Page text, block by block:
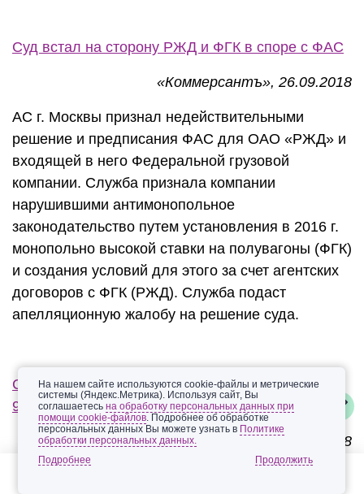
Суд встал на сторону РЖД и ФГК в споре с ФАС
«Коммерсантъ», 26.09.2018
АС г. Москвы признал недействительными
решение и предписания ФАС для ОАО «РЖД» и
входящей в него Федеральной грузовой
компании. Служба признала компании
нарушившими антимонопольное
законодательство путем установления в 2016 г.
монопольно высокой ставки на полувагоны (ФГК)
и создания условий для этого за счет агентских
договоров с ФГК (РЖД). Служба подаст
апелляционную жалобу на решение суда.
Суд оставил в силе решение УФАС о штрафе в
912,5 тыс. руб. для «Дагэнергосбыта»
Дагестанское УФАС России, 27.09.2018
На нашем сайте используются cookie-файлы и метрические
системы (Яндекс.Метрика). Используя сайт, Вы
соглашаетесьна обработку персональных данных при
помощи cookie-файлов. Подробнее об обработке
персональных данных Вы можете узнать в Политике
обработки персональных данных.
Подробнее